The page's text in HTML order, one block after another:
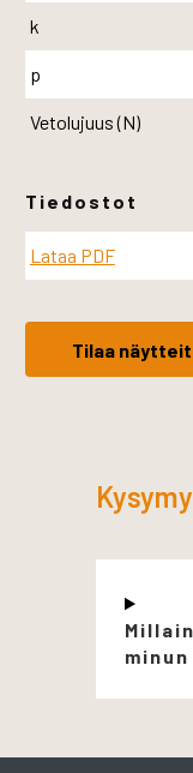
k
p
Vetolujuus (N)
Tiedostot
Lataa PDF
Tilaa